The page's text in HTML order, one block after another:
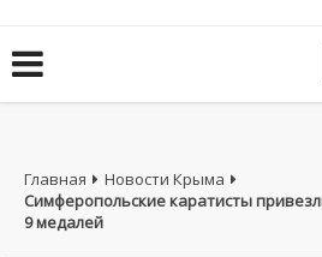
Главная
Новости Крыма
Симферопольские каратисты
9 медалей